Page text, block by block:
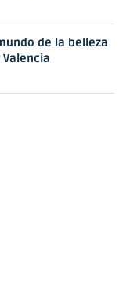
de la belleza